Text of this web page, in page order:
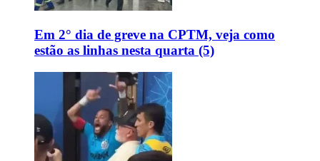
Em 2° dia de greve na CPTM, veja como
estão as linhas nesta quarta (5)